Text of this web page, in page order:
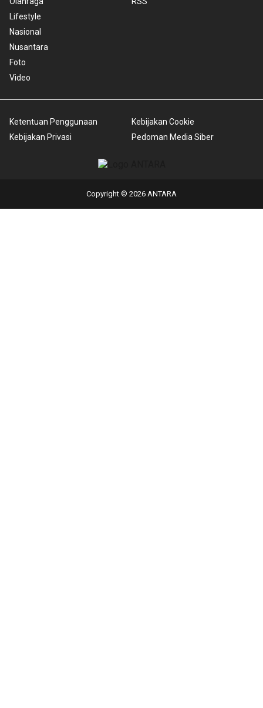
Lifestyle
Nasional
Nusantara
Foto
Video
Ketentuan Penggunaan
Kebijakan Privasi
Kebijakan Cookie
Pedoman Media Siber
Copyright © 2026 ANTARA